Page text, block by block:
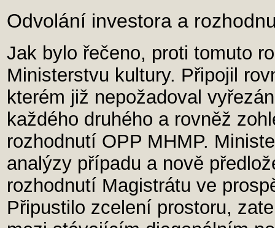
Odvolání investora a
Jak bylo řečeno, proti tomuto
Ministerstvu kultury. Připojil
kterém již nepožadoval
každého druhého a rovněž
rozhodnutí OPP MHMP.
analýzy případu a nově
rozhodnutí Magistrátu ve
Připustilo zcelení prostoru,